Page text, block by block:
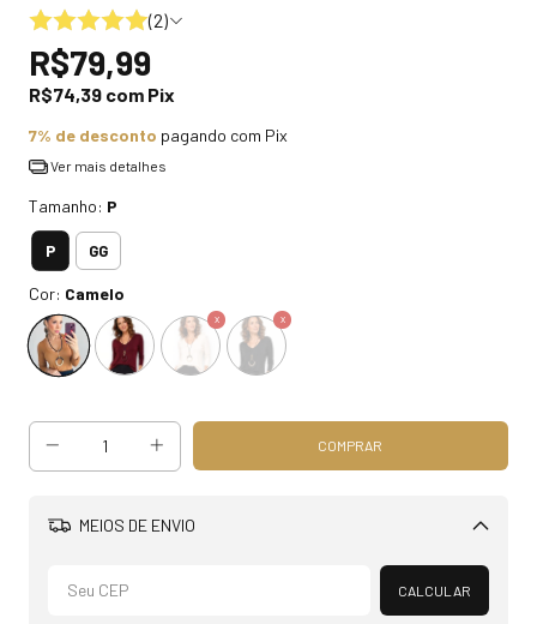
(2)
R$79,99
R$74,39 com Pix
7% de desconto pagando com Pix
Ver mais detalhes
Tamanho: P
P GG
Cor: Camelo
MEIOS DE ENVIO
Alterar CEP
CALCULAR